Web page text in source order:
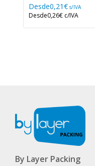
Desde0,21€ s/IVA
Desde0,26€ c/IVA
By Layer Packing